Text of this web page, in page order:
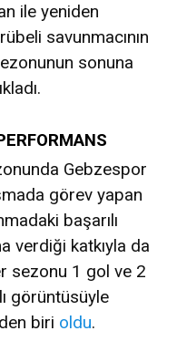
ile yeniden
savunmacının
sonuna
Gebzespor
görev yapan
başarılı
verdiği katkıyla da
sezonu 1 gol ve 2
görüntüsüyle
biri oldu.